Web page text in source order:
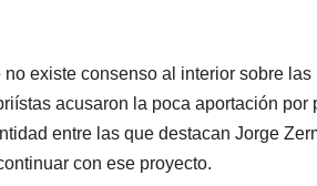
existe consenso al interior sobre las
acusaron la poca aportación por
entre las que destacan Jorge
con ese proyecto.